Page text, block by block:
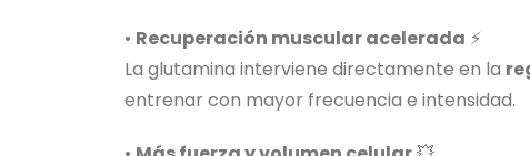
• Recuperación muscular acelerada ⚡
La glutamina interviene directamente en la
entrenar con mayor frecuencia e intensidad.